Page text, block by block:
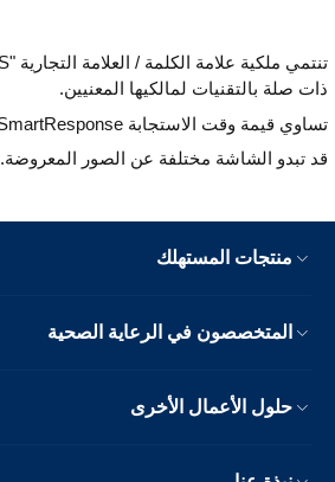
ذات صلة بالتقنيات لمالكيها المعنيين.
تساوي قيمة وقت الاستجابة SmartResponse
قد تبدو الشاشة مختلفة عن الصور المعروضة.
منتجات المستهلك
المتخصصون في الرعاية الصحية
حلول الأعمال الأخرى